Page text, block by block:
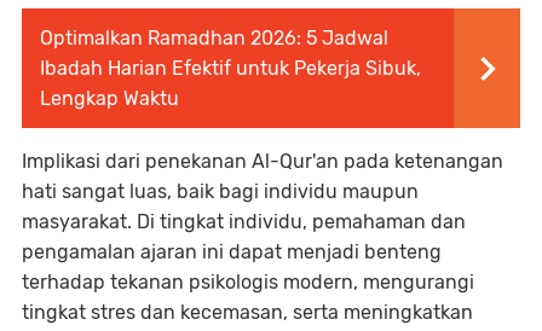
Optimalkan Ramadhan 2026: 5 Jadwal
Ibadah Harian Efektif untuk Pekerja Sibuk,
Lengkap Waktu
Implikasi dari penekanan Al-Qur'an pada ketenangan
hati sangat luas, baik bagi individu maupun
masyarakat. Di tingkat individu, pemahaman dan
pengamalan ajaran ini dapat menjadi benteng
terhadap tekanan psikologis modern, mengurangi
tingkat stres dan kecemasan, serta meningkatkan